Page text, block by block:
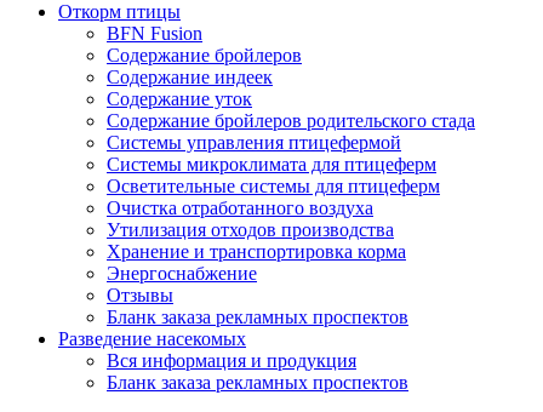
Откорм птицы
BFN Fusion
Содержание бройлеров
Содержание индеек
Содержание уток
Содержание бройлеров родительского стада
Системы управления птицефермой
Системы микроклимата для птицеферм
Осветительные системы для птицеферм
Очистка отработанного воздуха
Утилизация отходов производства
Хранение и транспортировка корма
Энергоснабжение
Отзывы
Бланк заказа рекламных проспектов
Разведение насекомых
Вся информация и продукция
Бланк заказа рекламных проспектов